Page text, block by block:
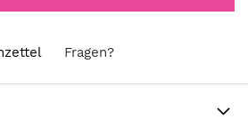
Fragen?